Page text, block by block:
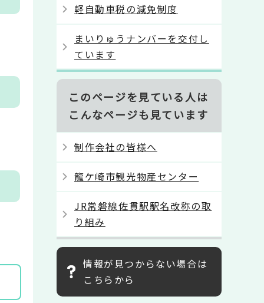
軽自動車税の減免制度
まいりゅうナンバーを交付し
ています
このページを見ている人は
こんなページも見ています
制作会社の皆様へ
龍ケ崎市観光物産センター
JR常磐線佐貫駅駅名改称の取
り組み
情報が見つからない場合は
こちらから